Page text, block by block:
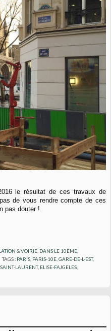
le résultat de ces travaux de
de vous rendre compte de ces
pas douter !
& VOIRIE, DANS LE 10ÈME,
TAGS : PARIS PARIS-10E ,GARE-DE-L-EST,
LAURENT, ELISE-FAJGELES